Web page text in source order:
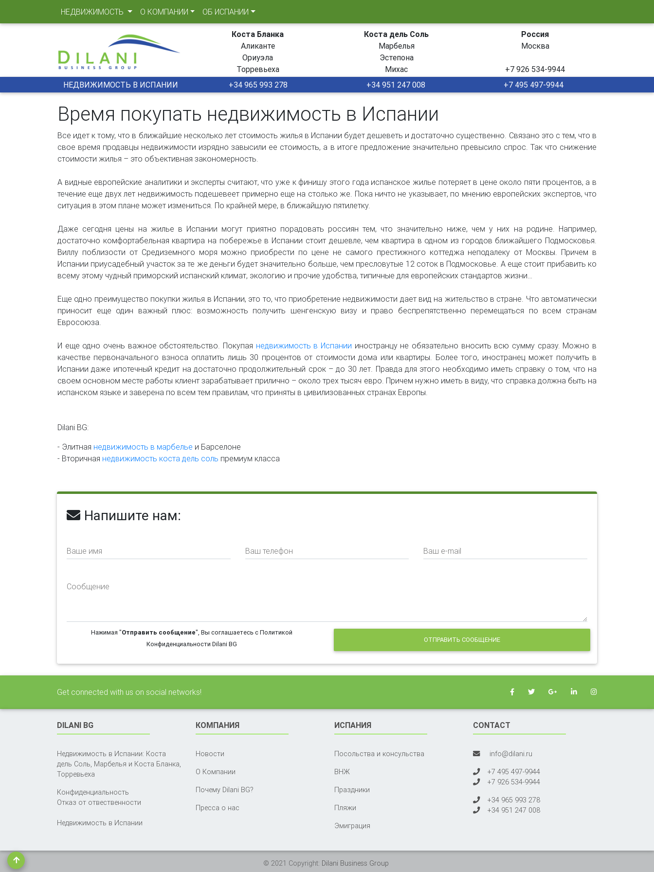
НЕДВИЖИМОСТЬ (CURRENT)
О КОМПАНИИ ОБ ИСПАНИИ
Коста Бланка
Аликанте
Ориуэла
Торревьеха
Коста дель Соль
Марбелья
Эстепона
Михас
Россия
Москва
+7 926 534-9944
НЕДВИЖИМОСТЬ В ИСПАНИИ
+34 965 993 278 +34 951 247 008 +7 495 497-9944
Время покупать недвижимость в Испании
Все идет к тому, что в ближайшие несколько лет стоимость жилья в Испании будет дешеветь и достаточно существенно. Связано это с тем, что в
свое время продавцы недвижимости изрядно завысили ее стоимость, а в итоге предложение значительно превысило спрос. Так что снижение
стоимости жилья – это объективная закономерность.
А видные европейские аналитики и эксперты считают, что уже к финишу этого года испанское жилье потеряет в цене около пяти процентов, а в
течение еще двух лет недвижимость подешевеет примерно еще на столько же. Пока ничто не указывает, по мнению европейских экспертов, что
ситуация в этом плане может измениться. По крайней мере, в ближайшую пятилетку.
Даже сегодня цены на жилье в Испании могут приятно порадовать россиян тем, что значительно ниже, чем у них на родине. Например,
достаточно комфортабельная квартира на побережье в Испании стоит дешевле, чем квартира в одном из городов ближайшего Подмосковья.
Виллу поблизости от Средиземного моря можно приобрести по цене не самого престижного коттеджа неподалеку от Москвы. Причем в
Испании приусадебный участок за те же деньги будет значительно больше, чем пресловутые 12 соток в Подмосковье. А еще стоит прибавить ко
всему этому чудный приморский испанский климат, экологию и прочие удобства, типичные для европейских стандартов жизни…
Еще одно преимущество покупки жилья в Испании, это то, что приобретение недвижимости дает вид на жительство в стране. Что автоматически
приносит еще один важный плюс: возможность получить шенгенскую визу и право беспрепятственно перемещаться по всем странам
Евросоюза.
И еще одно очень важное обстоятельство. Покупая недвижимость в Испании иностранцу не обязательно вносить всю сумму сразу. Можно в
качестве первоначального взноса оплатить лишь 30 процентов от стоимости дома или квартиры. Более того, иностранец может получить в
Испании даже ипотечный кредит на достаточно продолжительный срок – до 30 лет. Правда для этого необходимо иметь справку о том, что на
своем основном месте работы клиент зарабатывает прилично – около трех тысяч евро. Причем нужно иметь в виду, что справка должна быть на
испанском языке и заверена по всем тем правилам, что приняты в цивилизованных странах Европы.
Dilani BG:
- Элитная недвижимость в марбелье и Барселоне
- Вторичная недвижимость коста дель соль премиум класса
Напишите нам:
Ваше имя Ваш телефон Ваш e-mail
Сообщение
Нажимая "Отправить сообщение", Вы соглашаетесь с Политикой
Конфиденциальности Dilani BG
ОТПРАВИТЬ СООБЩЕНИЕ
Get connected with us on social networks!
DILANI BG
Недвижимость в Испании: Коста
дель Соль, Марбелья и Коста Бланка,
Торревьеха
Конфиденциальность
Отказ от отвественности
Недвижимость в Испании
КОМПАНИЯ
Новости
О Компании
Почему Dilani BG?
Пресса о нас
ИСПАНИЯ
Посольства и консульства
ВНЖ
Праздники
Пляжи
Эмиграция
CONTACT
info@dilani.ru
+7 495 497-9944
+7 926 534-9944
+34 965 993 278
+34 951 247 008
© 2021 Copyright: Dilani Business Group